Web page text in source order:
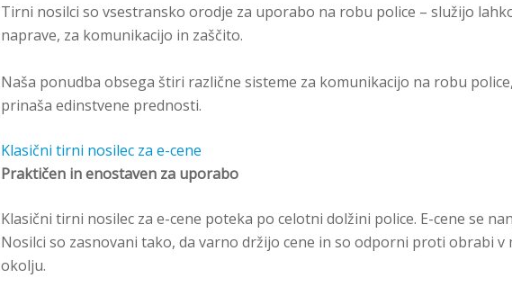
Tirni nosilci so vsestransko orodje za uporabo na robu police – služijo
naprave, za komunikacijo in zaščito.
Naša ponudba obsega štiri različne sisteme za komunikacijo na robu
prinaša edinstvene prednosti.
Klasični tirni nosilec za e-cene
Praktičen in enostaven za uporabo
Klasični tirni nosilec za e-cene poteka po celotni dolžini police. E-cene se
Nosilci so zasnovani tako, da varno držijo cene in so odporni proti obrabi v
okolju.